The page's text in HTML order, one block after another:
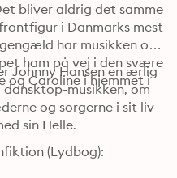
bliver aldrig det samme
i Danmarks mest
har musikken og
ham på vej i den svære
og Caroline i hjemmet i
Johnny Hansen en ærlig
musikken, om
og sorgerne i sit liv
sin Helle.
(Lydbog):